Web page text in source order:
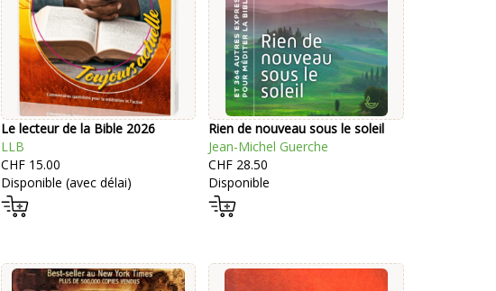
Le lecteur de la Bible 2026
LLB
CHF 15.00
Disponible (avec délai)
Rien de nouveau sous le soleil
Jean-Michel Guerche
CHF 28.50
Disponible